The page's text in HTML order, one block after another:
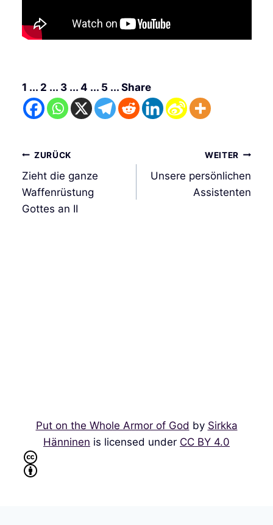
1 ... 2 ... 3 ... 4 ... 5 ... Share
Beitrags-
Navigation
ZURÜCK
Zieht die ganze
Waffenrüstung
Gottes an II
WEITER
Unsere persönlichen
Assistenten
Put on the Whole Armor of God by Sirkka
Hänninen is licensed under CC BY 4.0